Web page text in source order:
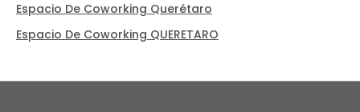
Espacio De Coworking Querétaro
Espacio De Coworking QUERETARO